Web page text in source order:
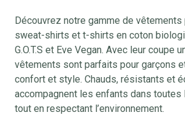
Découvrez notre gamme de vêtements
sweat-shirts et t-shirts en coton
G.O.T.S et Eve Vegan. Avec leur coupe
vêtements sont parfaits pour garçons
confort et style. Chauds, résistants et
accompagnent les enfants dans toutes
tout en respectant l’environnement.